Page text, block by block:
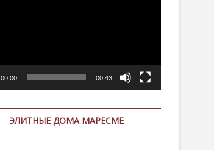
00:00 00:43
ЭЛИТНЫЕ ДОМА МАРЕСМЕ